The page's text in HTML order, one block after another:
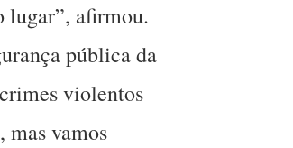
lugar”, afirmou.
pública da
violentos
vamos